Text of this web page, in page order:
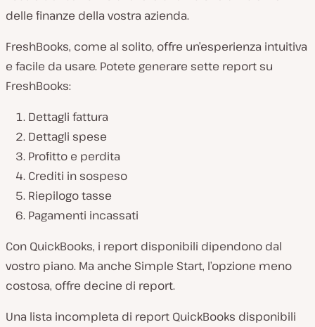
delle finanze della vostra azienda.
FreshBooks, come al solito, offre un’esperienza intuitiva
e facile da usare. Potete generare sette report su
FreshBooks:
Dettagli fattura
Dettagli spese
Profitto e perdita
Crediti in sospeso
Riepilogo tasse
Pagamenti incassati
Con QuickBooks, i report disponibili dipendono dal
vostro piano. Ma anche Simple Start, l’opzione meno
costosa, offre decine di report.
Una lista incompleta di report QuickBooks disponibili